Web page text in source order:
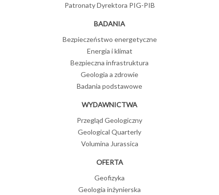
Patronaty Dyrektora PIG-PIB
BADANIA
Bezpieczeństwo energetyczne
Energia i klimat
Bezpieczna infrastruktura
Geologia a zdrowie
Badania podstawowe
WYDAWNICTWA
Przegląd Geologiczny
Geological Quarterly
Volumina Jurassica
OFERTA
Geofizyka
Geologia inżynierska